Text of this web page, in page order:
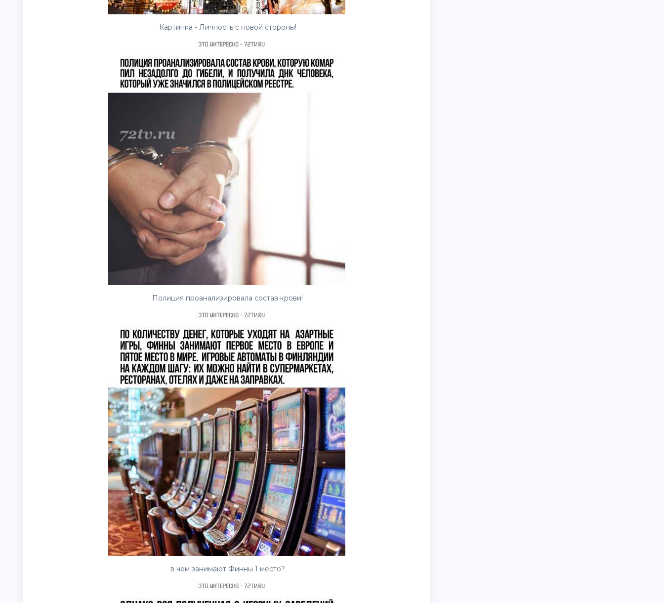
Картинка - Личность с новой стороны!
Полиция проанализировала состав крови!
в чем занимают Финны 1 место?